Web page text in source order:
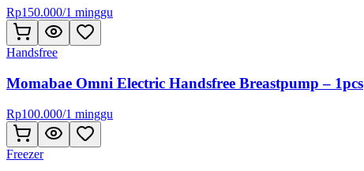
Rp150.000/1 minggu
Handsfree
Momabae Omni Electric Handsfree Breastpump – 1pcs
Rp100.000/1 minggu
Freezer